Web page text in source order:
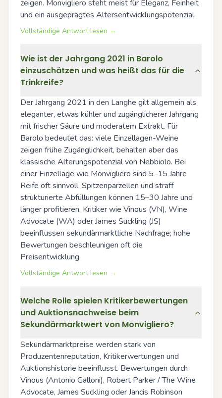
zeigen. Monvigliero steht meist für Eleganz, Feinheit
und ein ausgeprägtes Altersentwicklungspotenzial.
Vollständige Antwort lesen →
Wie ist der Jahrgang 2021 in Barolo
einzuschätzen und was heißt das für die
Trinkreife?
Der Jahrgang 2021 in den Langhe gilt allgemein als
eleganter, etwas kühler und zugänglicherer Jahrgang
mit frischer Säure und moderatem Extrakt. Für
Barolo bedeutet das: viele Einzellagen-Weine
zeigen frühe Zugänglichkeit, behalten aber das
klassische Alterungspotenzial von Nebbiolo. Bei
einer Einzellage wie Monvigliero sind 5–15 Jahre
Reife oft sinnvoll, Spitzenparzellen und straff
strukturierte Abfüllungen können 15–30 Jahre und
länger profitieren. Kritiker wie Vinous (VN), Wine
Advocate (WA) oder James Suckling (JS)
beeinflussen sekundärmarktliche Nachfrage; hohe
Bewertungen beschleunigen oft die
Preisentwicklung.
Vollständige Antwort lesen →
Welche Rolle spielen Kritikerbewertungen
und Auktionsnachweise beim
Sekundärmarktwert von Monvigliero?
Sekundärmarktpreise werden stark von
Produzentenreputation, Kritikerwertungen und
Auktionshistorie beeinflusst. Bewertungen durch
Vinous (Antonio Galloni), Robert Parker / The Wine
Advocate, James Suckling oder Jancis Robinson